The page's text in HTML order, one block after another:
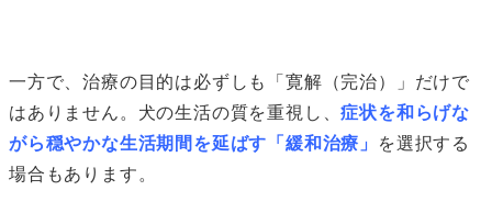
一方で、治療の目的は必ずしも「寛解（完治）」だけで
はありません。犬の生活の質を重視し、症状を和らげな
がら穏やかな生活期間を延ばす「緩和治療」
を選択する
場合もあります。